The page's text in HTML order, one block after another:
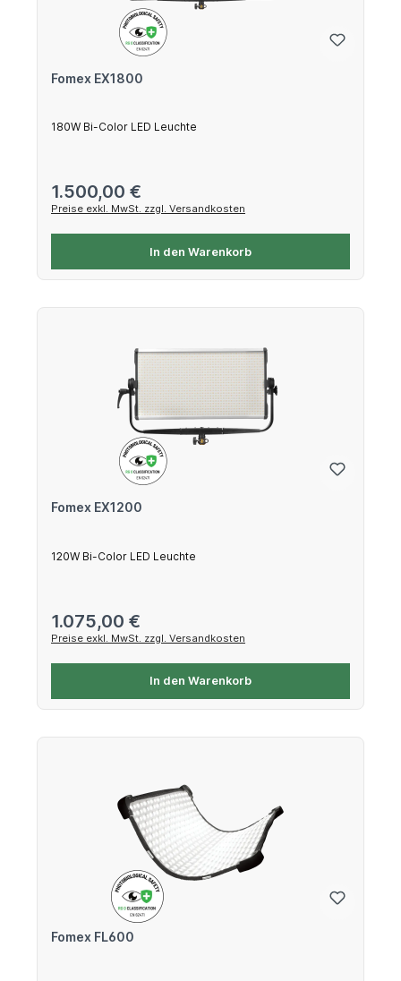
Fomex EX1800
180W Bi-Color LED Leuchte
Regulärer Preis:
1.500,00 €
Preise exkl. MwSt. zzgl. Versandkosten
In den Warenkorb
Fomex EX1200
120W Bi-Color LED Leuchte
Regulärer Preis:
1.075,00 €
Preise exkl. MwSt. zzgl. Versandkosten
In den Warenkorb
Fomex FL600